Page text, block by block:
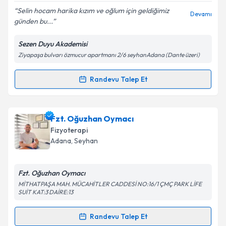
Kişisel verilerimin işlenmesine ilişkin
Metni'ni okudum ve kişisel verilerimin belirtilen
kapsamda işlenmesini kabul ediyorum.
Selin hocam harika kızım ve oğlum için geldiğimiz
günden bu...
Devamı
Sezen Duyu Akademisi
Ziyapaşa bulvarı özmucur apartmanı 2/6 seyhanAdana (Dante üzeri)
Randevu Talep Et
Randevu Takvimi Talebi
Fzt. Selin Sezeniçin randevu takvimi talebi oluşturun.
Size bu uzmandan randevu almanız için bir takvim
hazırlandığında e-posta ile bilgilendireceğiz.
Kişisel verilerimin işlenmesine ilişkinAydınlatma
'ni okudum ve kişisel verilerimin belirtilen
Fzt. Oğuzhan Oymacı
Fizyoterapi
Adana, Seyhan
Fzt. Oğuzhan Oymacı
MİTHATPAŞA MAH. MÜCAHİTLER CADDESİ NO:16/1 ÇMÇ PARK LİFE
SUİT KAT:3 DAİRE:13
Randevu Talep Et
Randevu Takvimi Talebi